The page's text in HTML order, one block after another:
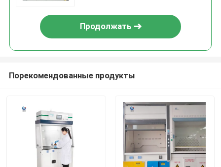
Продолжать
Порекомендованные продукты